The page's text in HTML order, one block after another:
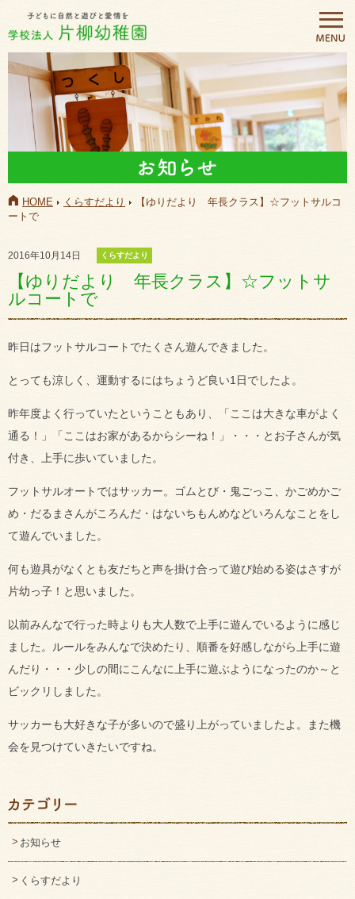
HOME くらすだより
【ゆりだより 年長クラス】☆フットサルコ
ートで
2016年10月14日 くらすだより
【ゆりだより 年長クラス】☆フットサ
ルコートで
昨日はフットサルコートでたくさん遊んできました。
とっても涼しく、運動するにはちょうど良い1日でしたよ。
昨年度よく行っていたということもあり、「ここは大きな車がよく
通る！」「ここはお家があるからシーね！」・・・とお子さんが気
付き、上手に歩いていました。
フットサルオートではサッカー。ゴムとび・鬼ごっこ、かごめかご
め・だるまさんがころんだ・はないちもんめなどいろんなことをし
て遊んでいました。
何も遊具がなくとも友だちと声を掛け合って遊び始める姿はさすが
片幼っ子！と思いました。
以前みんなで行った時よりも大人数で上手に遊んでいるように感じ
ました。ルールをみんなで決めたり、順番を好感しながら上手に遊
んだり・・・少しの間にこんなに上手に遊ぶようになったのか～と
ビックリしました。
サッカーも大好きな子が多いので盛り上がっていましたよ。また機
会を見つけていきたいですね。
お知らせ
くらすだより